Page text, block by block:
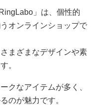
」は、個性的
オンラインショップで
まざまなデザインや素
。
クなアイテムが多く、
のが魅力です。